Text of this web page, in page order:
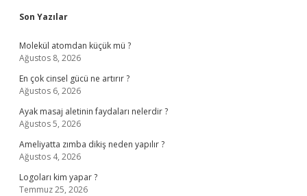
Sidebar
Son Yazılar
Molekül atomdan küçük mü ?
Ağustos 8, 2026
En çok cinsel gücü ne artırır ?
Ağustos 6, 2026
Ayak masaj aletinin faydaları nelerdir ?
Ağustos 5, 2026
Ameliyatta zımba dikiş neden yapılır ?
Ağustos 4, 2026
Logoları kim yapar ?
Temmuz 25, 2026